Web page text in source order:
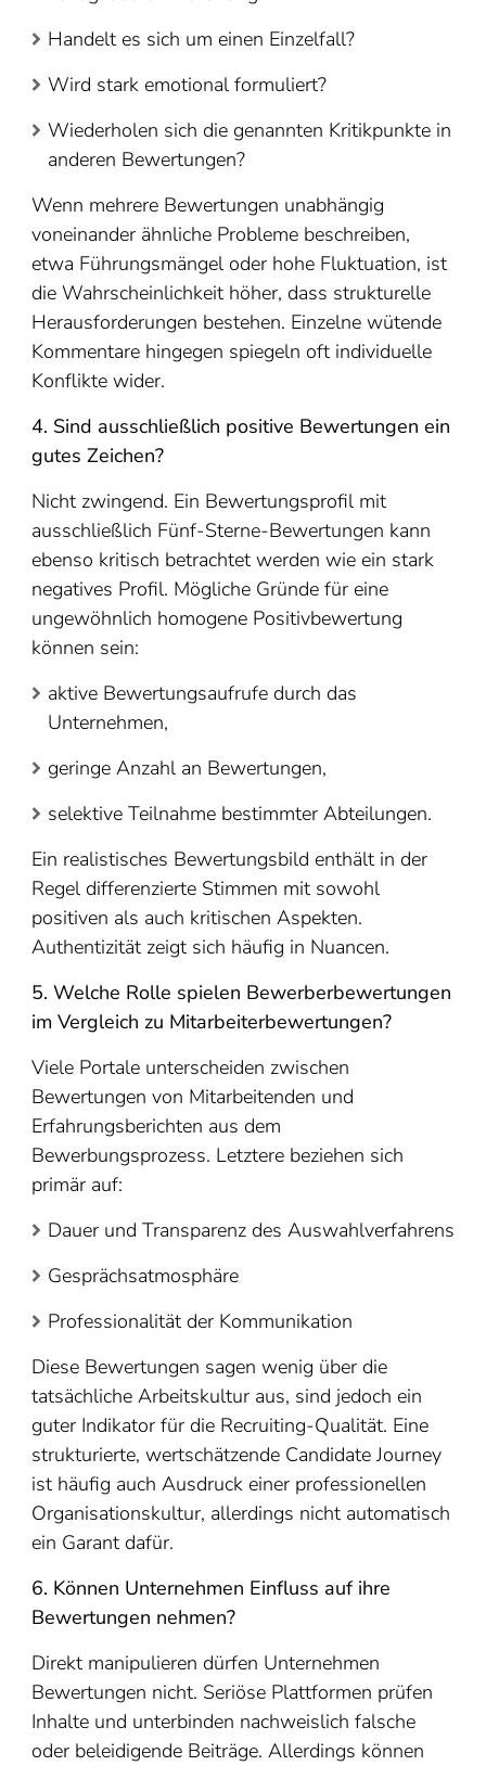
Handelt es sich um einen Einzelfall?
Wird stark emotional formuliert?
Wiederholen sich die genannten Kritikpunkte in
anderen Bewertungen?
Wenn mehrere Bewertungen unabhängig
voneinander ähnliche Probleme beschreiben,
etwa Führungsmängel oder hohe Fluktuation, ist
die Wahrscheinlichkeit höher, dass strukturelle
Herausforderungen bestehen. Einzelne wütende
Kommentare hingegen spiegeln oft individuelle
Konflikte wider.
4. Sind ausschließlich positive Bewertungen ein
gutes Zeichen?
Nicht zwingend. Ein Bewertungsprofil mit
ausschließlich Fünf-Sterne-Bewertungen kann
ebenso kritisch betrachtet werden wie ein stark
negatives Profil. Mögliche Gründe für eine
ungewöhnlich homogene Positivbewertung
können sein:
aktive Bewertungsaufrufe durch das
Unternehmen,
geringe Anzahl an Bewertungen,
selektive Teilnahme bestimmter Abteilungen.
Ein realistisches Bewertungsbild enthält in der
Regel differenzierte Stimmen mit sowohl
positiven als auch kritischen Aspekten.
Authentizität zeigt sich häufig in Nuancen.
5. Welche Rolle spielen Bewerberbewertungen
im Vergleich zu Mitarbeiterbewertungen?
Viele Portale unterscheiden zwischen
Bewertungen von Mitarbeitenden und
Erfahrungsberichten aus dem
Bewerbungsprozess. Letztere beziehen sich
primär auf:
Dauer und Transparenz des Auswahlverfahrens
Gesprächsatmosphäre
Professionalität der Kommunikation
Diese Bewertungen sagen wenig über die
tatsächliche Arbeitskultur aus, sind jedoch ein
guter Indikator für die Recruiting-Qualität. Eine
strukturierte, wertschätzende Candidate Journey
ist häufig auch Ausdruck einer professionellen
Organisationskultur, allerdings nicht automatisch
ein Garant dafür.
6. Können Unternehmen Einfluss auf ihre
Bewertungen nehmen?
Direkt manipulieren dürfen Unternehmen
Bewertungen nicht. Seriöse Plattformen prüfen
Inhalte und unterbinden nachweislich falsche
oder beleidigende Beiträge. Allerdings können